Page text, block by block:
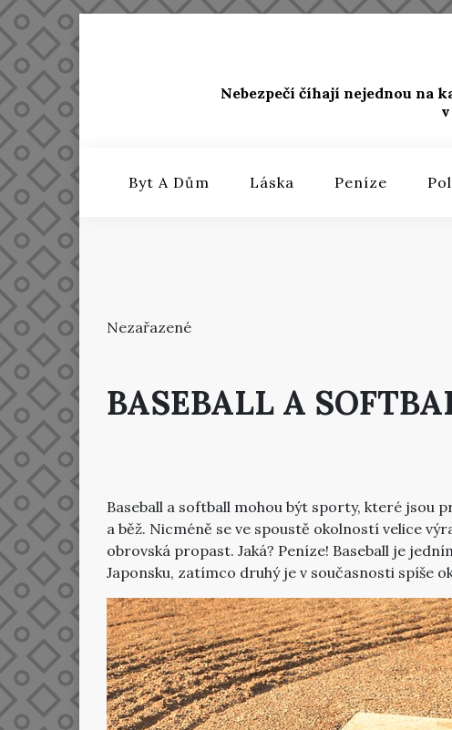
to
Nebezpečí číhají nejednou na
Byt A Dům Láska Peníze
Nezařazené
BASEBALL A
Baseball a softball mohou být sporty, které jsou
a běž. Nicméně se ve spoustě okolností velice
obrovská propast. Jaká? Peníze! Baseball je
Japonsku, zatímco druhý je v současnosti spíše